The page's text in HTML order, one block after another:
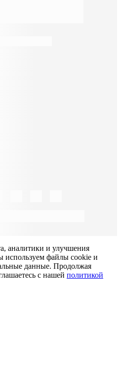
аналитики и улучшения
используем файлы cookie и
данные. Продолжая
с нашей политикой